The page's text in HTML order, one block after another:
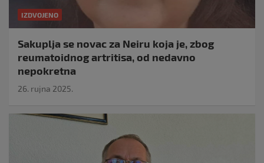
IZDVOJENO
Sakuplja se novac za Neiru koja je, zbog
reumatoidnog artritisa, od nedavno
nepokretna
26. rujna 2025.